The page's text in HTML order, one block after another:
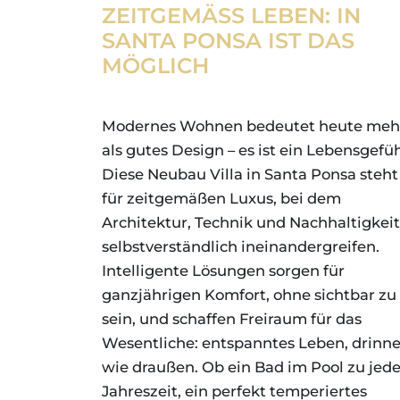
ZEITGEMÄSS LEBEN: IN S
ANTA PONSA IST DAS M
ÖGLICH
Modernes Wohnen bedeutet heute
als gutes Design – es ist ein
Diese Neubau Villa in Santa Ponsa steht
für zeitgemäßen Luxus, bei dem
Architektur, Technik und Nachhaltigkeit
selbstverständlich ineinandergreifen.
Intelligente Lösungen sorgen für
ganzjährigen Komfort, ohne sichtbar zu
sein, und schaffen Freiraum für das
Wesentliche: entspanntes Leben,
wie draußen. Ob ein Bad im Pool zu
Jahreszeit, ein perfekt temperiertes